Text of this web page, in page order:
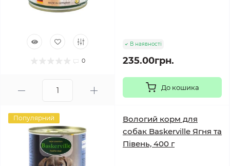
0
В наявності
235.00грн.
До кошика
Популярний
Вологий корм для
собак Baskerville Ягня та
Півень, 400 г